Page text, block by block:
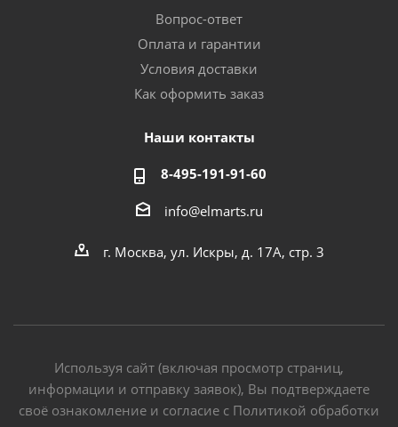
Вопрос-ответ
Оплата и гарантии
Условия доставки
Как оформить заказ
Наши контакты
8-495-191-91-60
info@elmarts.ru
г. Москва, ул. Искры, д. 17А, стр. 3
Используя сайт (включая просмотр страниц,
информации и отправку заявок), Вы подтверждаете
своё ознакомление и согласие с Политикой обработки